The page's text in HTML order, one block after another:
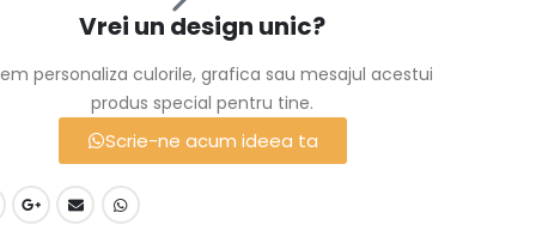
Vrei un design unic?
personaliza culorile, grafica sau mesajul acestui
produs special pentru tine.
Scrie-ne acum ideea ta